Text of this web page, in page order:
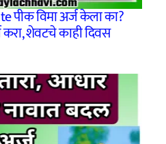
पीक विमा अर्ज केला का?
शेवटचे काही दिवस